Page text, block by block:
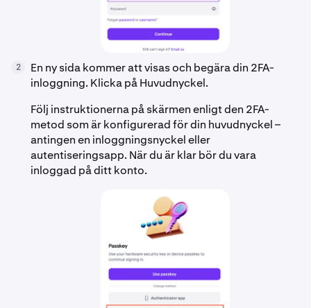
2
En ny sida kommer att visas och begära din 2FA-
inloggning. Klicka på Huvudnyckel.
Följ instruktionerna på skärmen enligt den 2FA-
metod som är konfigurerad för din huvudnyckel –
antingen en inloggningsnyckel eller
autentiseringsapp. När du är klar bör du vara
inloggad på ditt konto.